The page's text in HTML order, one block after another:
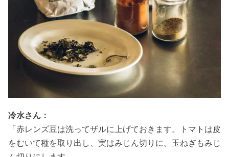
冷水さん：
「赤レンズ豆は洗ってザルに上げておきます。トマトは皮
をむいて種を取り出し、実はみじん切りに。玉ねぎもみじ